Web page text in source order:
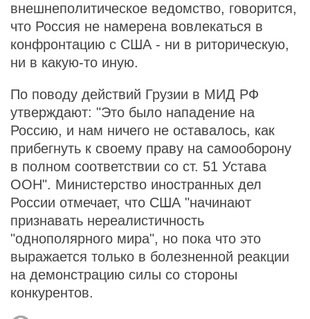
внешнеполитическое ведомство, говорится,
что Россия не намерена вовлекаться в
конфронтацию с США - ни в риторическую,
ни в какую-то иную.
По поводу действий Грузии в МИД РФ
утверждают: "Это было нападение на
Россию, и нам ничего не оставалось, как
прибегнуть к своему праву на самооборону
в полном соответствии со ст. 51 Устава
ООН". Министерство иностранных дел
России отмечает, что США "начинают
признавать нереалистичность
"однополярного мира", но пока что это
выражается только в болезненной реакции
на демонстрацию силы со стороны
конкурентов.